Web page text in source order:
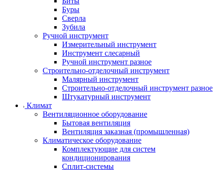
Буры
Сверла
Зубила
Ручной инструмент
Измерительный инструмент
Инструмент слесарный
Ручной инструмент разное
Строительно-отделочный инструмент
Малярный инструмент
Строительно-отделочный инструмент разное
Штукатурный инструмент
Климат
Вентиляционное оборудование
Бытовая вентиляция
Вентиляция заказная (промышленная)
Климатическое оборудование
Комплектующие для систем
кондиционирования
Сплит-системы